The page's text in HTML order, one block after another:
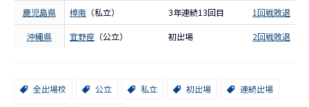
鹿児島県 樟南 （私立） 3年連続13回目 1回戦敗退
沖縄県 宜野座 （公立） 初出場 2回戦敗退
全出場校 公立 私立 初出場 連続出場